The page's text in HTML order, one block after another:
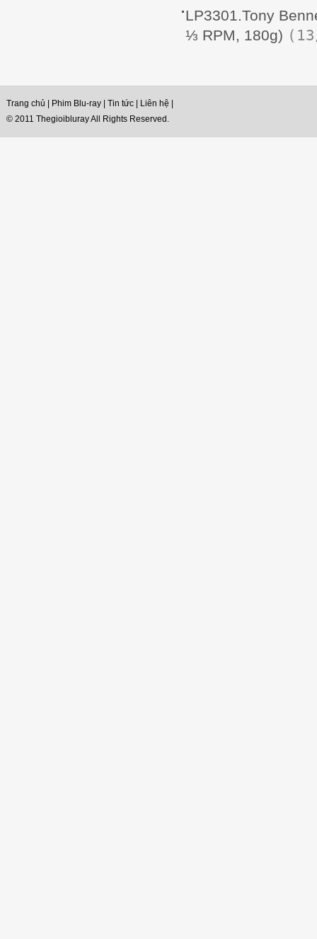
LP3301.Tony
⅓ RPM, 180g)
Trang chủ Phim Blu-ray Tin tức Liên hệ
© 2011 Thegioibluray All Rights Reserved.